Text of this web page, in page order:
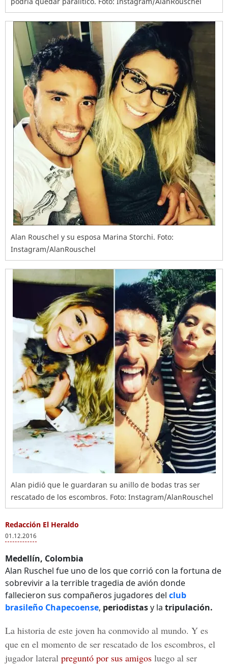
Alan Rouschel y su esposa Marina Storchi. Foto:
Instagram/AlanRouschel
Alan pidió que le guardaran su anillo de bodas tras ser
rescatado de los escombros. Foto: Instagram/AlanRouschel
Redacción El Heraldo
01.12.2016
Medellín, Colombia
Alan Ruschel fue uno de los que corrió con la fortuna de
sobrevivir a la terrible tragedia de avión donde
fallecieron sus compañeros jugadores del club
brasileño Chapecoense, periodistasy la tripulación.
La historia de este joven ha conmovido al mundo. Y es
que en el momento de ser rescatado de los escombros, el
jugador lateral preguntó por sus amigos luego al ser